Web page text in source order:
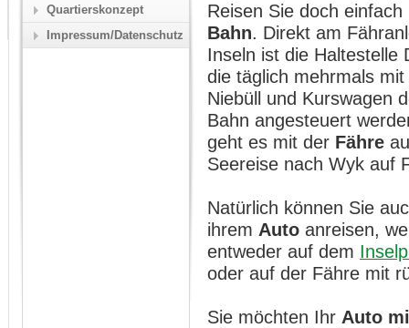
Reisen Sie doch
Bahn. Direkt am
Inseln ist die Haltestelle
die täglich mehrmals
Niebüll und Kurswagen
Bahn angesteuert
geht es mit der Fähre
Seereise nach Wyk auf
Natürlich können Sie
ihrem Auto anreisen,
entweder auf dem
oder auf der Fähre mit
Sie möchten Ihr Auto
Quartierskonzept
Impressum/Datenschutz